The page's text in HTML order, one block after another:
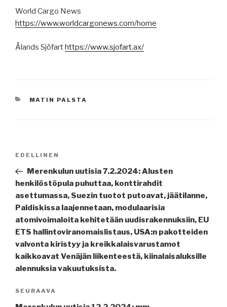
World Cargo News
https://www.worldcargonews.com/home
Ålands Sjöfarthttps://www.sjofart.ax/
KATEGORIAT
MATIN PALSTA
Edellinen
artikkeli
EDELLINEN
Merenkulun uutisia 7.2.2024: Alusten
henkilöstöpula puhuttaa, konttirahdit
asettumassa, Suezin tuotot putoavat, jäätilanne,
Paldiskissa laajennetaan, modulaarisia
atomivoimaloita kehitetään uudisrakennuksiin, EU
ETS hallintoviranomaislistaus, USA:n pakotteiden
valvonta kiristyy ja kreikkalaisvarustamot
kaikkoavat Venäjän liikenteestä, kiinalaisaluksille
alennuksia vakuutuksista.
Seuraava
artikkeli
SEURAAVA